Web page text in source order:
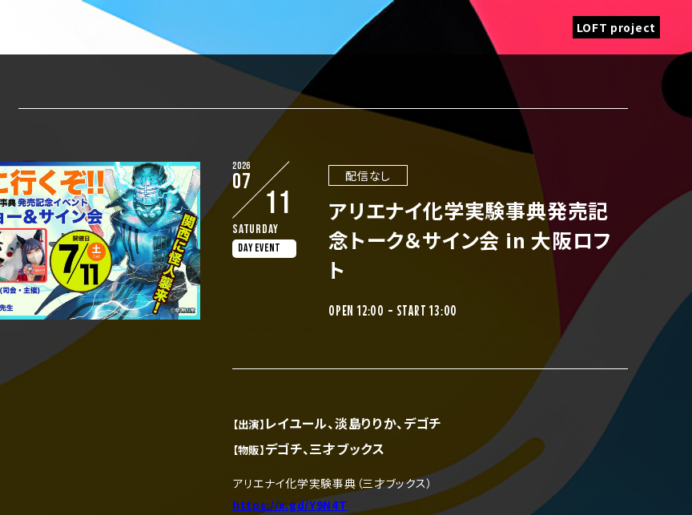
LOFT project
2026
07
11
Saturday
DAY EVENT
配信なし
アリエナイ化学実験事典発売記
念トーク＆サイン会 in 大阪ロフ
ト
OPEN 12:00 - START 13:00
【出演】 レイユール、淡島りりか、デゴチ
【物販】デゴチ、三才ブックス
アリエナイ化学実験事典（三才ブックス）
https://x.gd/Y9N4T